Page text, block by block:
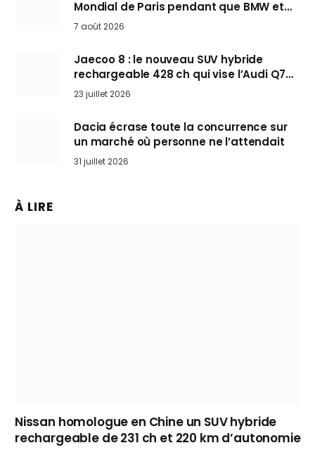
Mondial de Paris pendant que BMW et
Mini désertent le salon
7 août 2026
Jaecoo 8 : le nouveau SUV hybride
rechargeable 428 ch qui vise l’Audi Q7
arrive en Europe cet automne
23 juillet 2026
Dacia écrase toute la concurrence sur
un marché où personne ne l’attendait
31 juillet 2026
À LIRE
Nissan homologue en Chine un SUV hybride
rechargeable de 231 ch et 220 km d’autonomie